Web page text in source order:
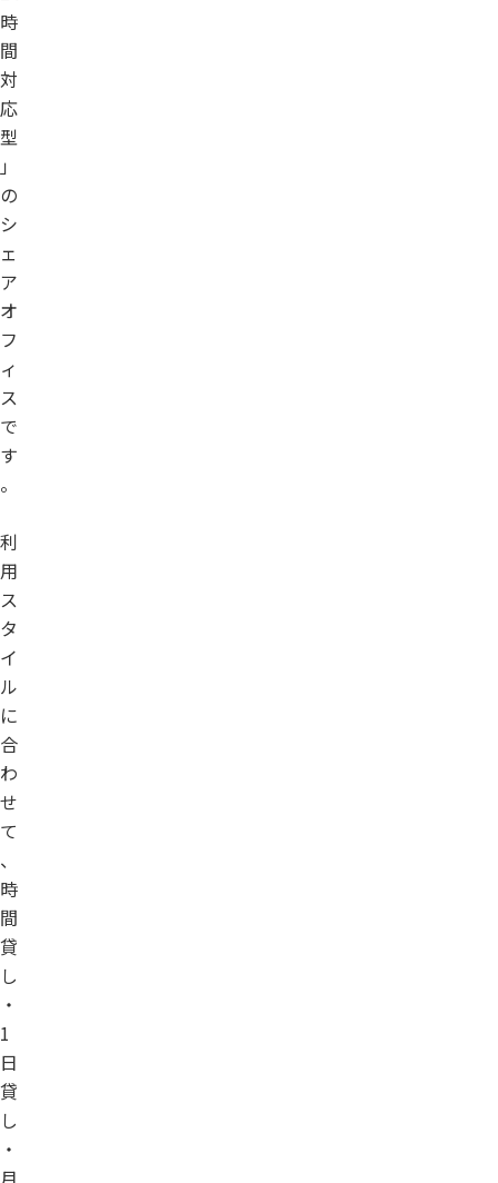
時
間
対
応
型
」
の
シ
ェ
ア
オ
フ
ィ
ス
で
す
。
利
用
ス
タ
イ
ル
に
合
わ
せ
て
、
時
間
貸
し
・
1
日
貸
し
・
月